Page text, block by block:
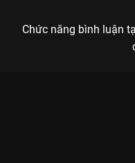
Chức năng bình luận